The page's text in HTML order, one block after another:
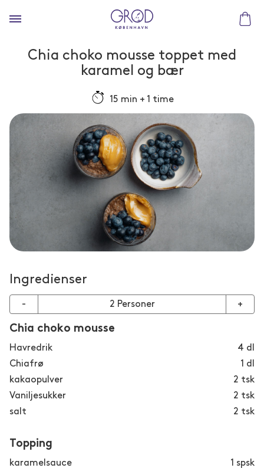
Chia choko mousse toppet med
karamel og bær
15 min + 1 time
Ingredienser
- 2 Personer +
Chia choko mousse
Havredrik 4 dl
Chiafrø
1 dl
kakaopulver
2 tsk
Vaniljesukker
2 tsk
salt
2 tsk
Topping
karamelsauce 1 spsk